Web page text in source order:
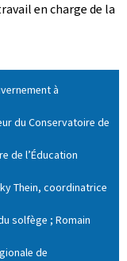
en charge de la
à
du Conservatoire de
de l’Éducation
Thein, coordinatrice
solfège ; Romain
de